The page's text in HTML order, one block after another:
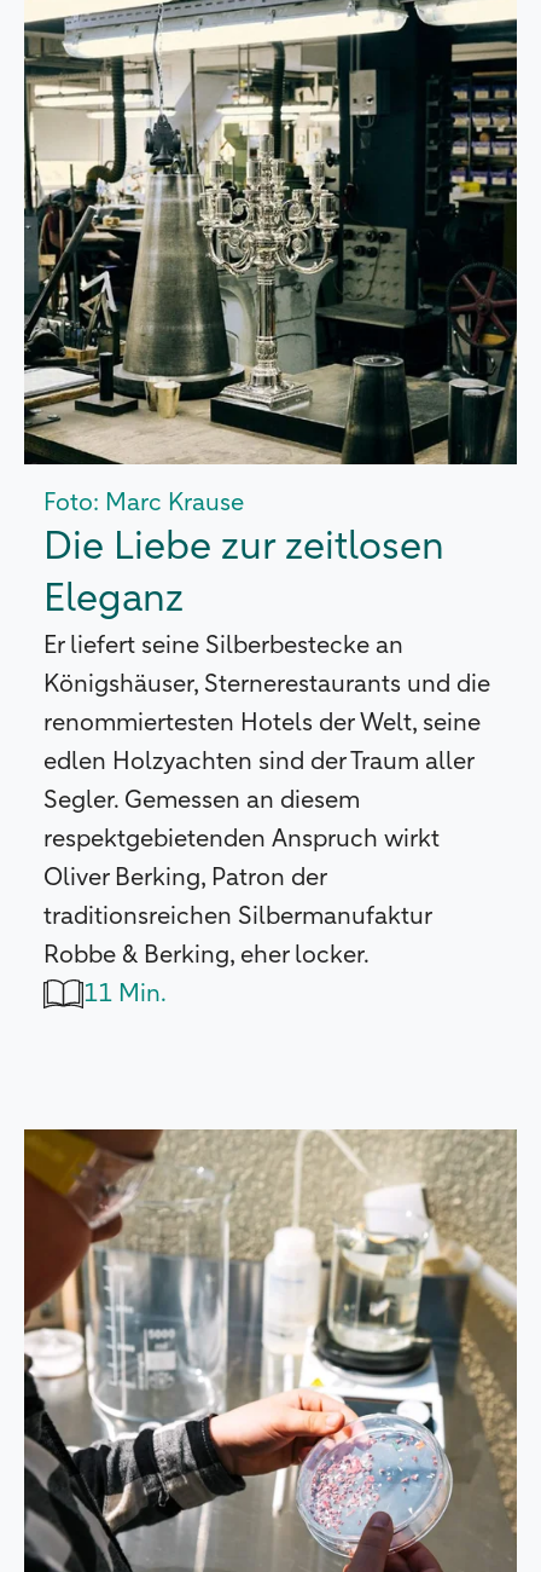
Foto: Marc Krause
Die Liebe zur zeitlosen
Eleganz
Er liefert seine Silberbestecke an
Königshäuser, Sternerestaurants und die
renommiertesten Hotels der Welt, seine
edlen Holzyachten sind der Traum aller
Segler. Gemessen an diesem
respektgebietenden Anspruch wirkt
Oliver Berking, Patron der
traditionsreichen Silbermanufaktur
Robbe & Berking, eher locker.
11 Min.